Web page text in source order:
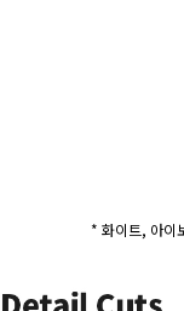
* 화이트, 아이